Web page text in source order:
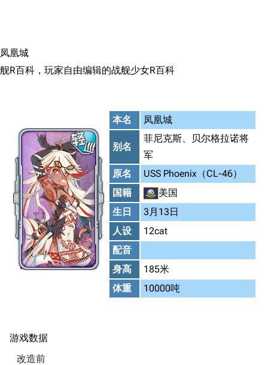
凤凰城
舰R百科，玩家自由编辑的战舰少女R百科
本名 凤凰城
别名
菲尼克斯、贝尔格拉诺将
军
原名
USS Phoenix（CL-46）
国籍
美国
生日
3月13日
人设
12cat
配音
身高
185米
体重
10000吨
游戏数据
改造前